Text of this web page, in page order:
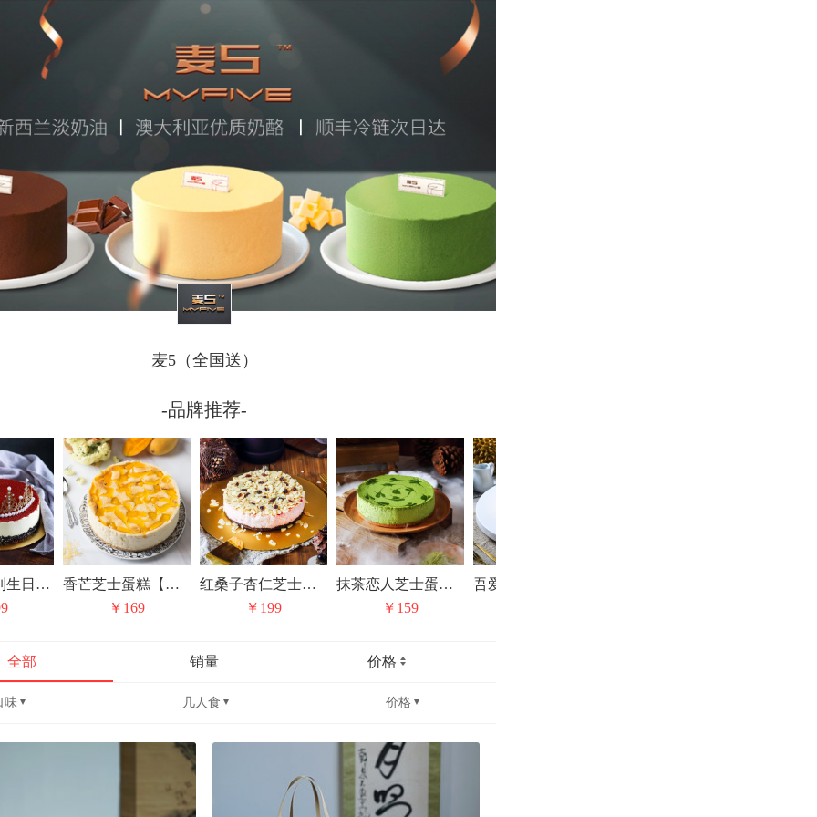
麦5（全国送）
-品牌推荐-
麦5吾爱系列生日专属蛋糕红丝绒芝士
香芒芝士蛋糕【限时特惠】
￥169
红桑子杏仁芝士蛋糕Raspberry CheeseCake
￥199
抹茶恋人芝士蛋糕Matcha Cheese Cake
￥159
全部 销量 价格
味 几人食 价格